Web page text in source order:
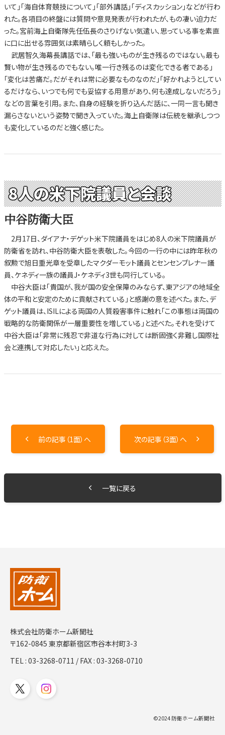
いて」「海自体育競技について」「部外講話」「ディスカッション」などが行わ
れた。各項目の終盤には質問や意見発表が行われたが、もの凄い迫力だ
った。宮前海上自衛隊先任伍長のさりげない気遣い、思っている事を素直
に口に出せる雰囲気は素晴らしく頼もしかった。
武居智久海幕長講話では、「最も強いものが生き残るのではない。最も
賢い物が生き残るのでもない。唯一行き残るのは変化できる者である」
「変化は苦痛だ。だがそれは常に必要なものなのだ」「好かれようとしてい
るだけなら、いつでも何でも妥協する用意があり、何も達成しないだろう」
などの言葉を引用。また、自身の経験を折り込んだ話に、一同一言も聞き
漏らさないという姿勢で聞き入っていた。海上自衛隊は伝統を継承しつつ
も変化しているのだと強く感じた。
8人の米下院議員と会談
中谷防衛大臣
2月17日、ダイアナ・デゲット米下院議員をはじめ8人の米下院議員が
防衛省を訪れ、中谷防衛大臣を表敬した。今回の一行の中には昨年秋の
叙勲で旭日重光章を受章したマクダーモット議員とセンセンブレナー議
員、ケネディ一族の議員J・ケネディ3世も同行している。
中谷大臣は「貴国が、我が国の安全保障のみならず、東アジアの地域全
体の平和と安定のために貢献されている」と感謝の意を述べた。また、デ
ゲット議員は、ISILによる両国の人質殺害事件に触れ「この事態は両国の
戦略的な防衛関係が一層重要性を増している」と述べた。それを受けて
中谷大臣は「非常に残忍で非道な行為に対しては断固強く非難し国際社
会と連携して対応したい」と応えた。
前の記事（1面）へ 次の記事（3面）へ
一覧に戻る
株式会社防衛ホーム新聞社
〒162-0845 東京都新宿区市谷本村町3-3
TEL :03-3268-0711 / FAX : 03-3268-0710
©2024 防衛ホーム新聞社